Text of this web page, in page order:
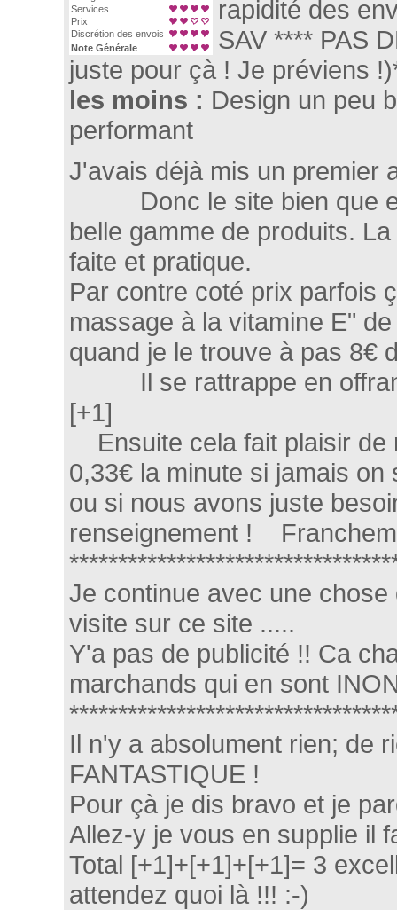
Services
Prix
Discrétion des envois
Note Générale
rapidité des
SAV **** PAS
juste pour çà ! Je préviens
les moins : Design un peu
performant
J'avais déjà mis un premier
Donc le site bien que
belle gamme de produits.
faite et pratique.
Par contre coté prix parfois
massage à la vitamine E"
quand je le trouve à pas 8€
Il se rattrappe en offrant
[+1]
Ensuite cela fait plaisir de
0,33€ la minute si jamais
ou si nous avons juste
renseignement !
Je continue avec une
visite sur ce site .....
Y'a pas de publicité !! Ca
marchands qui en sont
Il n'y a absolument rien; de
FANTASTIQUE !
Pour çà je dis bravo et je
Allez-y je vous en supplie il
Total [+1]+[+1]+[+1]= 3
attendez quoi là !!! :-)